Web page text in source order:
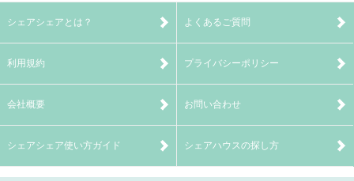
シェアシェアとは？ よくあるご質問
利用規約 プライバシーポリシー
会社概要 お問い合わせ
シェアシェア使い方ガイド シェアハウスの探し方